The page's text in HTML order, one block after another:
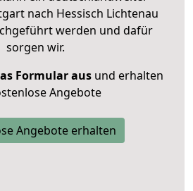
nach Hessisch Lichtenau
werden und dafür
sorgen wir.
Formular ausund erhalten
Angebote
Angebote erhalten